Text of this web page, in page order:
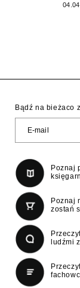
Bądź na bieżaco
Poznaj
Poznaj
zostań
ludźmi